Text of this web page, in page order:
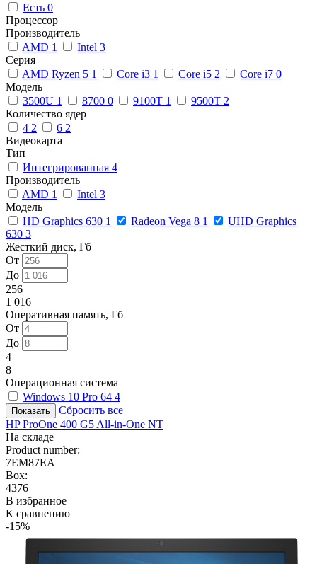
Есть 0
Процессор
Производитель
AMD 1 Intel 3
Серия
AMD Ryzen 5 1 Core i3 1 Core i5 2 Core i7 0
Модель
3500U 1 8700 0 9100T 1 9500T 2
Количество ядер
4 2 6 2
Видеокарта
Тип
Интегрированная 4
Производитель
AMD 1 Intel 3
Модель
HD Graphics 630 1 Radeon Vega 8 1
UHD Graphics
630 3
Жесткий диск, Гб
От
До
256
1 016
Оперативная память, Гб
От
До
4
8
Операционная система
Windows 10 Pro 64 4
Сбросить все
HP ProOne 400 G5 All-in-One NT
На складе
Product number:
7EM87EA
Box:
4376
В избранное
К сравнению
-15%